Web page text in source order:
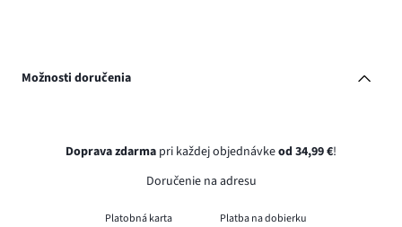
Možnosti doručenia
Doprava zdarma pri každej objednávkeod 34,99 €!
Doručenie na adresu
Platobná karta Platba na dobierku